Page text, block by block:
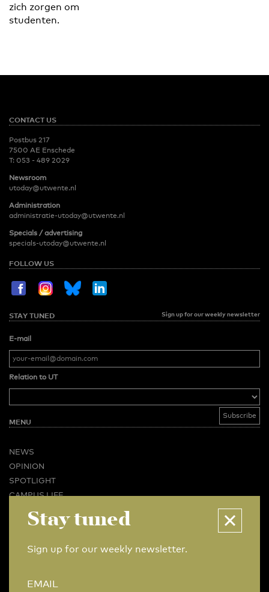
zich zorgen om
studenten.
CONTACT US
Postbus 217
7500 AE Enschede
T: 053 - 489 2029
Newsroom
utoday@utwente.nl
Administration
administratie-utoday@utwente.nl
Specials / advertising
specials-utoday@utwente.nl
FOLLOW US
STAY TUNED Sign up for our weekly newsletter
E-mail
Relation to UT
MENU
NEWS
OPINION
SPOTLIGHT
CAMPUS LIFE
BUSINESS & CAREER
CONTACT
Stay tuned
Sign up for our weekly newsletter.
EMAIL